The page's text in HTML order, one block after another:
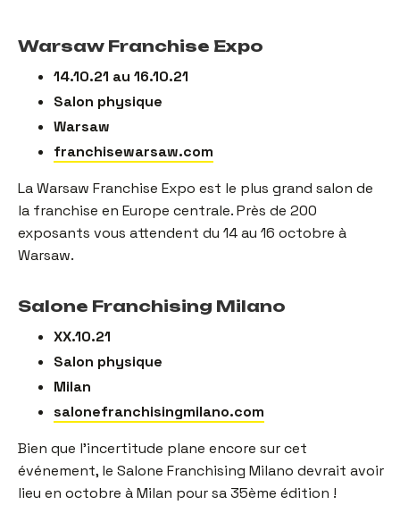
Warsaw Franchise Expo
14.10.21 au 16.10.21
Salon physique
Warsaw
franchisewarsaw.com
La Warsaw Franchise Expo est le plus grand salon de
la franchise en Europe centrale. Près de 200
exposants vous attendent du 14 au 16 octobre à
Warsaw.
Salone Franchising Milano
XX.10.21
Salon physique
Milan
salonefranchisingmilano.com
Bien que l’incertitude plane encore sur cet
événement, le Salone Franchising Milano devrait avoir
lieu en octobre à Milan pour sa 35ème édition !